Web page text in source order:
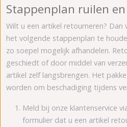
Stappenplan ruilen
Wilt u een artikel retourneren? Dan
het volgende stappenplan te
zo soepel mogelijk afhandelen.
geschiedt of door middel van
artikel zelf langsbrengen. Het
worden om beschadiging tijdens
Meld bij onze klantenservice
formulier dat u een artikel